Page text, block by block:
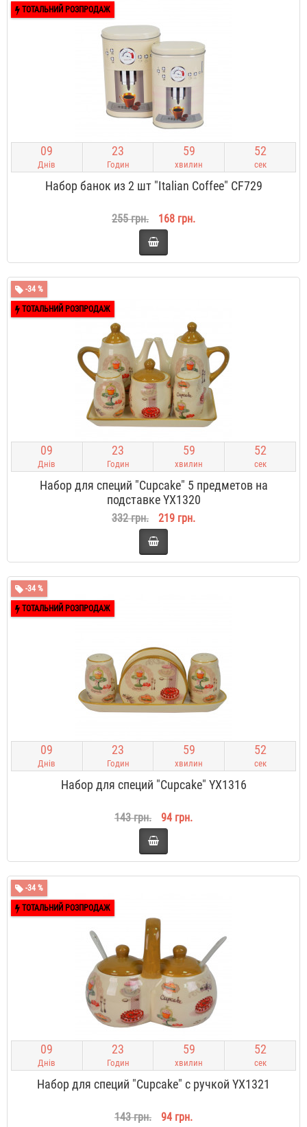
ТОТАЛЬНИЙ РОЗПРОДАЖ
09
Днів
23
Годин
59
хвилин
52
сек
Набор банок из 2 шт "Italian Coffee" CF729
255 грн. 168 грн.
-34 %
ТОТАЛЬНИЙ РОЗПРОДАЖ
09
Днів
23
Годин
59
хвилин
52
сек
Набор для специй "Cupcake" 5 предметов на
подставке YX1320
332 грн. 219 грн.
-34 %
ТОТАЛЬНИЙ РОЗПРОДАЖ
09
Днів
23
Годин
59
хвилин
52
сек
Набор для специй "Cupcake" YX1316
143 грн. 94 грн.
-34 %
ТОТАЛЬНИЙ РОЗПРОДАЖ
09
Днів
23
Годин
59
хвилин
52
сек
Набор для специй "Cupcake" с ручкой YX1321
143 грн. 94 грн.